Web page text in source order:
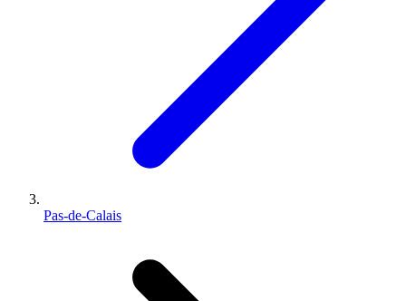
Pas-de-Calais